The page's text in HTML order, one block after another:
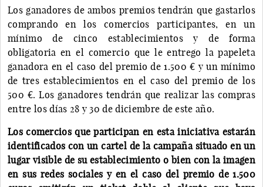
Los ganadores de ambos premios tendrán que gastarlos
comprando en los comercios participantes, en un
mínimo de cinco establecimientos y de forma
obligatoria en el comercio que le entrego la papeleta
ganadora en el caso del premio de 1.500 € y un mínimo
de tres establecimientos en el caso del premio de los
500 €. Los ganadores tendrán que realizar las compras
entre los días 28 y 30 de diciembre de este año.
Los comercios que participan en esta iniciativa estarán
identificados con un cartel de la campaña situado en un
lugar visible de su establecimiento o bien con la imagen
en sus redes sociales y en el caso del premio de 1.500